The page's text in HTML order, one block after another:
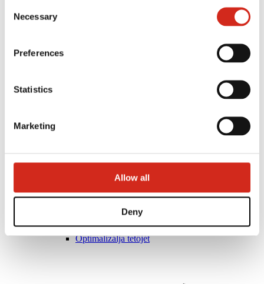
121387608.
Selection
Necessary
Preferences
Statistics
Marketing
Allow all
Deny
Ügyfélzóna – eProfil
Letölthető fájlok
Marketing ajánlat
BP2 50:50 Program
Optimalizálja tetőjét